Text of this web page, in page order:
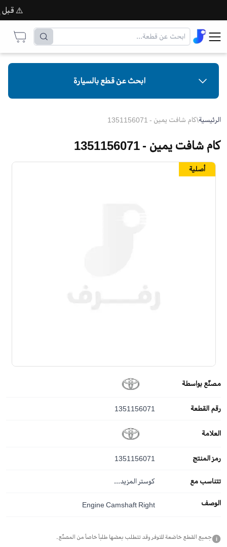
⚠️ قبل
ابحث عن قطع بالسيارة
الرئيسية\كام شافت يمين - 1351156071
كام شافت يمين - 1351156071
مصنّع بواسطة
رقم القطعة 1351156071
العلامة
رمز المنتج 1351156071
تتناسب مع كوستر المزيد...
الوصف Engine Camshaft Right
i جميع القطع خاضعة للتوفر وقد تتطلب بعضها طلباً خاصاً من المصنّع.
أصلية